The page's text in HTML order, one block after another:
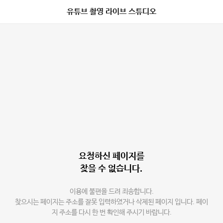
유튜브 촬영 라이브 스튜디오
요청하신 페이지를
찾을 수 없습니다.
이용에 불편을 드려 죄송합니다.
찾으시는 페이지는 주소를 잘못 입력하였거나 삭제된 페이지 입니다. 페이
지 주소를 다시 한 번 확인해 주시기 바랍니다.